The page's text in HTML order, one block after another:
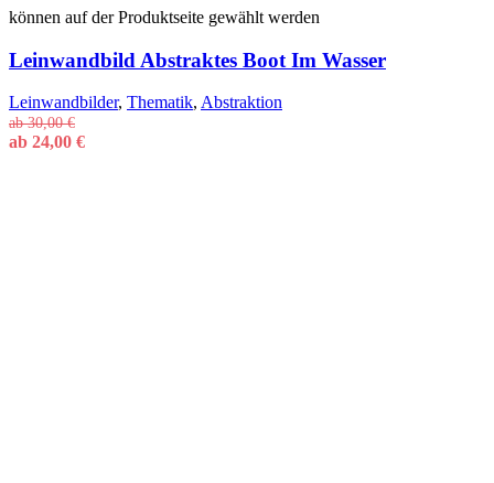
können auf der Produktseite gewählt werden
Leinwandbild Abstraktes Boot Im Wasser
Leinwandbilder, Thematik, Abstraktion
ab30,00€
ab 24,00 €